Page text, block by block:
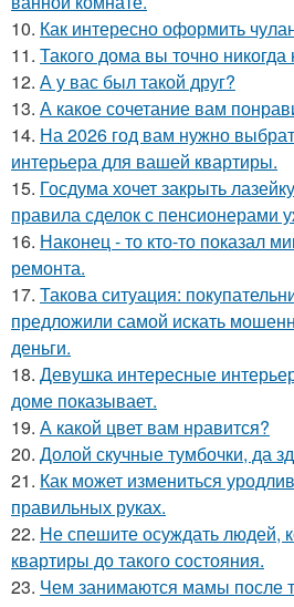
10. Как интересно оформить
11. Такого дома вы точно никогда
12. А у вас был такой друг?
13. А какое сочетание вам
14. На 2026 год вам нужно
интерьера для вашей квартиры.
15. Госдума хочет закрыть
правила сделок с пенсионерами
16. Наконец - то кто-то показал
ремонта.
17. Такова ситуация:
предложили самой искать
деньги.
18. Девушка интересные
доме показывает.
19. А какой цвет вам нравится?
20. Долой скучные тумбочки, да
21. Как может измениться
правильных руках.
22. Не спешите осуждать людей,
квартиры до такого состояния.
23. Чем занимаются мамы после